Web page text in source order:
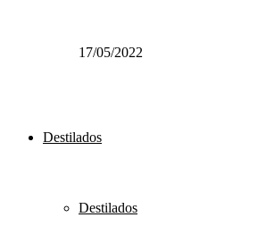
17/05/2022
Destilados
Destilados